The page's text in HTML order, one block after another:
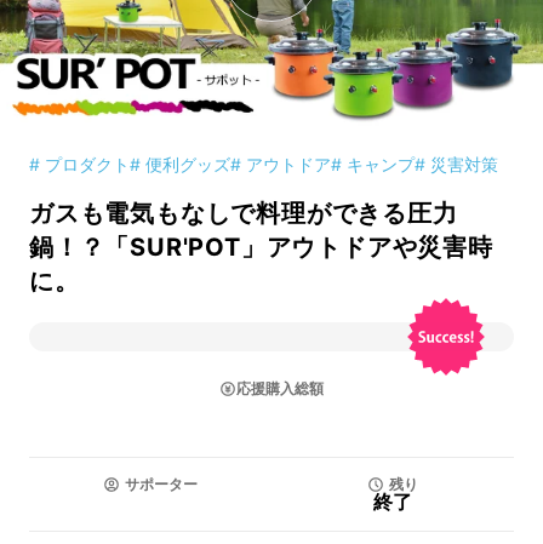
# プロダクト# 便利グッズ# アウトドア# キャンプ# 災害対策
ガスも電気もなしで料理ができる圧力
鍋！？「SUR'POT」アウトドアや災害時
に。
応援購入総額
サポーター 残り
終了